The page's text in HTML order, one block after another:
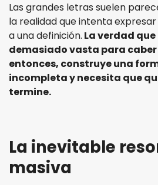
Las grandes letras suelen
la realidad que intenta
a una definición. La verdad
demasiado vasta para caber
entonces, construye una
incompleta y necesita que
termine.
La inevitable
masiva